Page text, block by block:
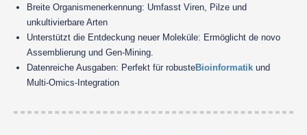
Breite Organismenerkennung: Umfasst Viren, Pilze und
unkultivierbare Arten
Unterstützt die Entdeckung neuer Moleküle: Ermöglicht de novo
Assemblierung und Gen-Mining.
Datenreiche Ausgaben: Perfekt für robusteBioinformatik und
Multi-Omics-Integration